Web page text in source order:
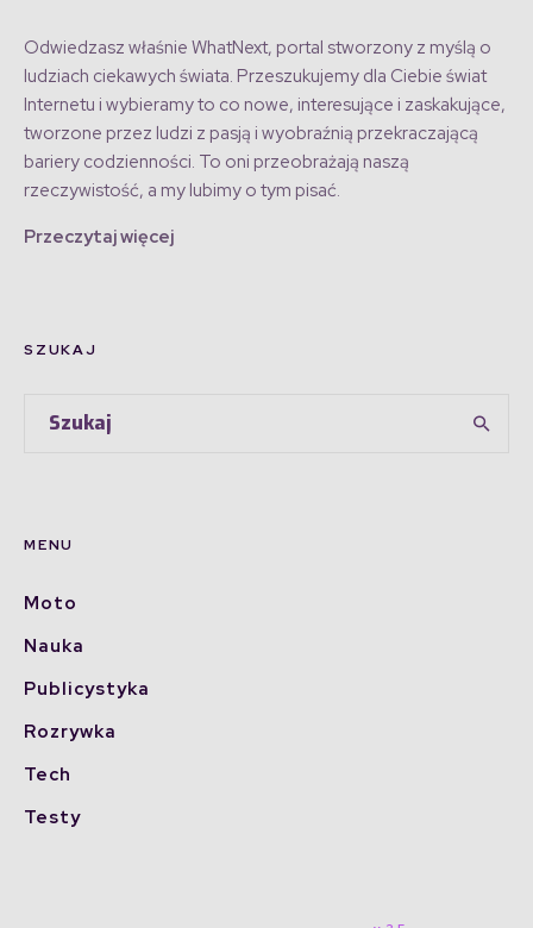
Odwiedzasz właśnie WhatNext, portal stworzony z myślą o
ludziach ciekawych świata. Przeszukujemy dla Ciebie świat
Internetu i wybieramy to co nowe, interesujące i zaskakujące,
tworzone przez ludzi z pasją i wyobraźnią przekraczającą
bariery codzienności. To oni przeobrażają naszą
rzeczywistość, a my lubimy o tym pisać.
Przeczytaj więcej
SZUKAJ
MENU
Moto
Nauka
Publicystyka
Rozrywka
Tech
Testy